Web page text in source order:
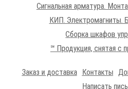
Сигнальная арматура.
КИП. Электромагниты.
Сборка шкафов
℠ Продукция, снятая с
Заказ и доставка Контакты
Написать